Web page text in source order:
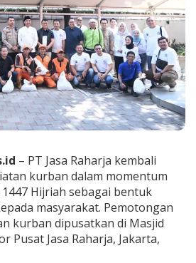
– PT Jasa Raharja kembali
kurban dalam momentum
Hijriah sebagai bentuk
masyarakat. Pemotongan
kurban dipusatkan di Masjid
Pusat Jasa Raharja, Jakarta,